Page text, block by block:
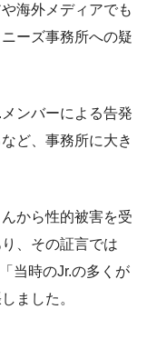
海外メディアでも
ーズ事務所への疑
ンバーによる告発
ど、事務所に大き
から性的被害を受
、その証言では
当時のJr.の多くが
ました。